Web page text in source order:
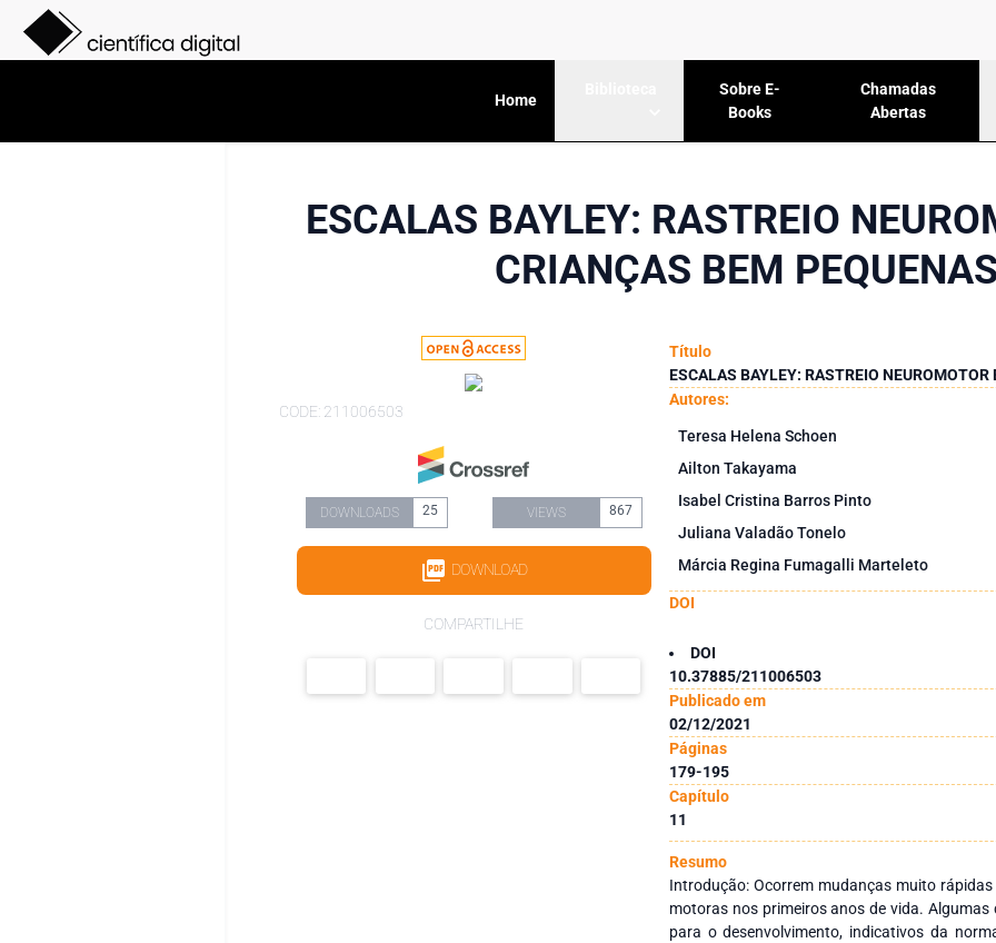
Home
Sobre E-
Books
Chamadas
Abertas
ESCALAS BAYLEY: RASTREIO
CRIANÇAS BEM PEQUENAS
CODE: 211006503
DOWNLOADS 25 VIEWS 867
DOWNLOAD
COMPARTILHE
Título
ESCALAS BAYLEY: RASTREIO NEUROMOTOR
Autores:
Teresa Helena Schoen
Ailton Takayama
Isabel Cristina Barros Pinto
Juliana Valadão Tonelo
Márcia Regina Fumagalli Marteleto
DOI
DOI
10.37885/211006503
Publicado em
02/12/2021
Páginas
179-195
Capítulo
11
Resumo
Introdução: Ocorrem mudanças muito
motoras nos primeiros anos de vida.
para o desenvolvimento, indicativos da